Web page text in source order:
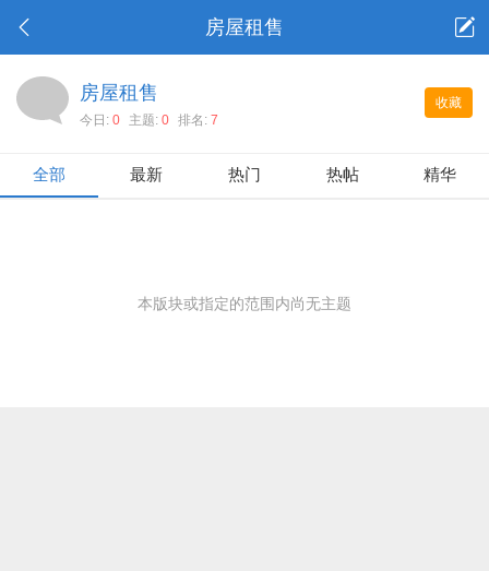
房屋租售
收藏
房屋租售
今日: 0 主题: 0 排名: 7
全部 最新 热门 热帖 精华
本版块或指定的范围内尚无主题